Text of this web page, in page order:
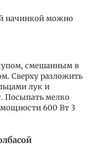
начинкой можно
смешанным в
Сверху разложить
лук и
Посыпать мелко
600 Вт 3